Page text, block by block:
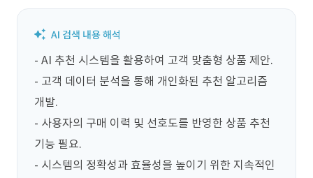
- AI 추천 시스템을 활용하여 고객 맞춤형 상품 제안.
- 고객 데이터 분석을 통해 개인화된 추천 알고리즘
개발.
- 사용자의 구매 이력 및 선호도를 반영한 상품 추천
기능 필요.
- 시스템의 정확성과 효율성을 높이기 위한 지속적인